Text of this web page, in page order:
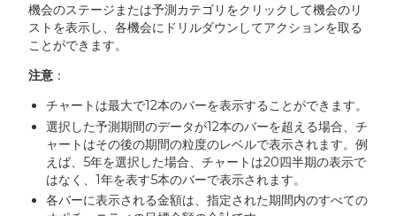
機会のステージまたは予測カテゴリをクリックして機会のリ
ストを表示し、各機会にドリルダウンしてアクションを取る
ことができます。
注意：
チャートは最大で12本のバーを表示することができます。
選択した予測期間のデータが12本のバーを超える場合、チ
ャートはその後の期間の粒度のレベルで表示されます。例
えば、5年を選択した場合、チャートは20四半期の表示で
はなく、1年を表す5本のバーで表示されます。
各バーに表示される金額は、指定された期間内のすべての